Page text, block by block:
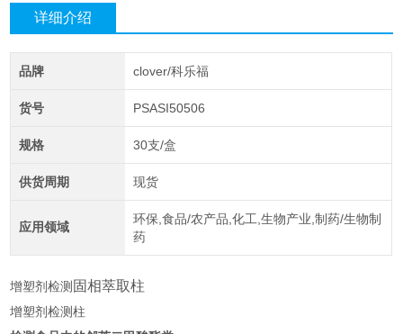
详细介绍
品牌 clover/科乐福
货号 PSASI50506
规格 30支/盒
供货周期 现货
应用领域
环保,食品/农产品,化工,生物产业,制药/生物制
药
增塑剂检测 固相萃取柱
增塑剂检测柱